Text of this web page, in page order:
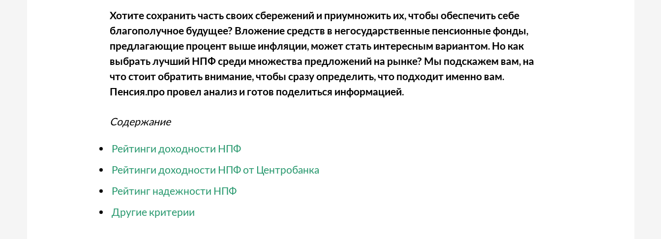
Хотите сохранить часть своих сбережений и приумножить их, чтобы обеспечить себе
благополучное будущее? Вложение средств в негосударственные пенсионные фонды,
предлагающие процент выше инфляции, может стать интересным вариантом. Но как
выбрать лучший НПФ среди множества предложений на рынке? Мы подскажем вам, на
что стоит обратить внимание, чтобы сразу определить, что подходит именно вам.
Пенсия.про провел анализ и готов поделиться информацией.
Содержание
Рейтинги доходности НПФ
Рейтинги доходности НПФ от Центробанка
Рейтинг надежности НПФ
Другие критерии